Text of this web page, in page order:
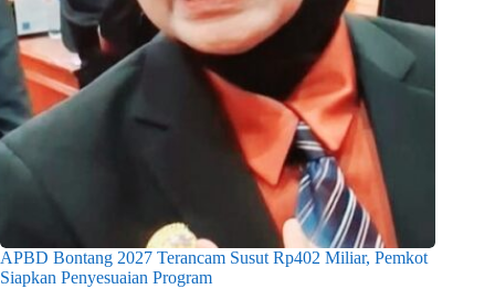
APBD Bontang 2027 Terancam Susut Rp402 Miliar, Pemkot
Siapkan Penyesuaian Program